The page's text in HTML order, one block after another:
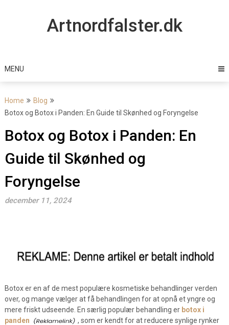
Artnordfalster.dk
MENU
Home
Blog
Botox og Botox i Panden: En Guide til Skønhed og Foryngelse
Botox og Botox i Panden: En
Guide til Skønhed og
Foryngelse
december 11, 2024
Botox er en af de mest populære kosmetiske behandlinger verden
over, og mange vælger at få behandlingen for at opnå et yngre og
mere friskt udseende. En særlig populær behandling er botox i
panden
, som er kendt for at reducere synlige rynker